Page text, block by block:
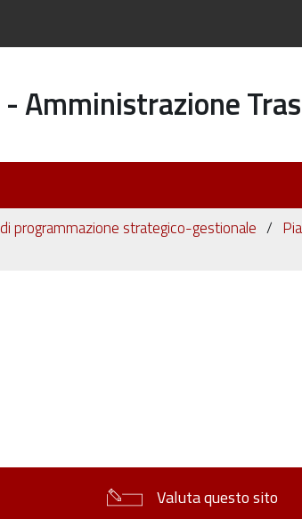
Amministrazione
programmazione strategico-gestionale
Valuta questo sito